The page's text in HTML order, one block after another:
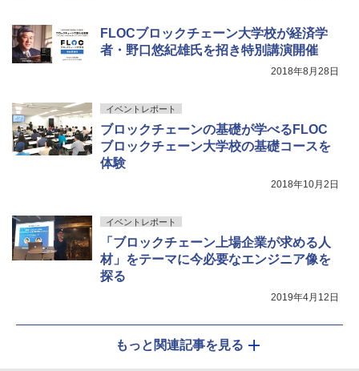
FLOCブロックチェーン大学校が経済学
者・野口悠紀雄氏を招き特別講演開催
2018年8月28日
イベントレポート
ブロックチェーンの基礎が学べるFLOC
ブロックチェーン大学校の基礎コースを
体験
2018年10月2日
イベントレポート
「ブロックチェーン上場企業が求める人
材」をテーマに今必要なエンジニア像を
探る
2019年4月12日
もっと関連記事を見る